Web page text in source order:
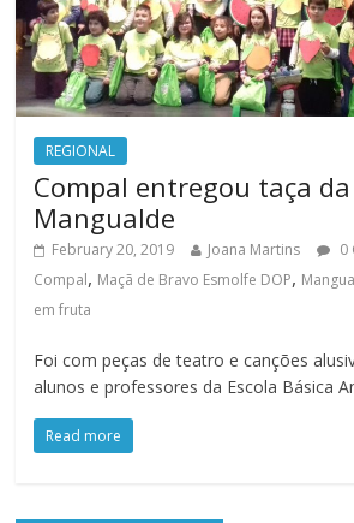
REGIONAL
Compal entregou taça
Mangualde
February 20, 2019 Joana Martins
0
Compal, Maçã de Bravo Esmolfe DOP,
em fruta
Foi com peças de teatro e canções
alunos e professores da Escola Básica
Read more